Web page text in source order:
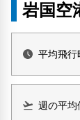
岩国空
平均飛行
週の平均